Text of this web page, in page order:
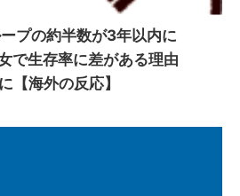
プの約半数が3年以内に
で生存率に差がある理由
【海外の反応】